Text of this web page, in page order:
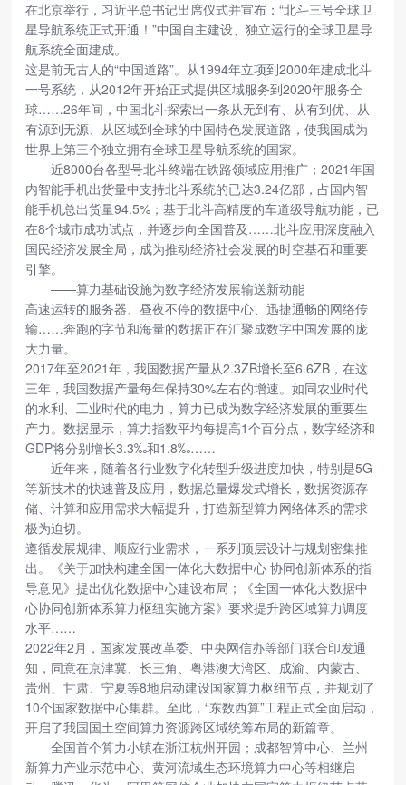
在北京举行，习近平总书记出席仪式并宣布：“北斗三号全球卫
星导航系统正式开通！”中国自主建设、独立运行的全球卫星导
航系统全面建成。
这是前无古人的“中国道路”。从1994年立项到2000年建成北斗
一号系统，从2012年开始正式提供区域服务到2020年服务全
球……26年间，中国北斗探索出一条从无到有、从有到优、从
有源到无源、从区域到全球的中国特色发展道路，使我国成为
世界上第三个独立拥有全球卫星导航系统的国家。
近8000台各型号北斗终端在铁路领域应用推广；2021年国
内智能手机出货量中支持北斗系统的已达3.24亿部，占国内智
能手机总出货量94.5%；基于北斗高精度的车道级导航功能，已
在8个城市成功试点，并逐步向全国普及……北斗应用深度融入
国民经济发展全局，成为推动经济社会发展的时空基石和重要
引擎。
——算力基础设施为数字经济发展输送新动能
高速运转的服务器、昼夜不停的数据中心、迅捷通畅的网络传
输……奔跑的字节和海量的数据正在汇聚成数字中国发展的庞
大力量。
2017年至2021年，我国数据产量从2.3ZB增长至6.6ZB，在这
三年，我国数据产量每年保持30%左右的增速。如同农业时代
的水利、工业时代的电力，算力已成为数字经济发展的重要生
产力。数据显示，算力指数平均每提高1个百分点，数字经济和
GDP将分别增长3.3‰和1.8‰……
近年来，随着各行业数字化转型升级进度加快，特别是5G
等新技术的快速普及应用，数据总量爆发式增长，数据资源存
储、计算和应用需求大幅提升，打造新型算力网络体系的需求
极为迫切。
遵循发展规律、顺应行业需求，一系列顶层设计与规划密集推
出。《关于加快构建全国一体化大数据中心 协同创新体系的指
导意见》提出优化数据中心建设布局；《全国一体化大数据中
心协同创新体系算力枢纽实施方案》要求提升跨区域算力调度
水平……
2022年2月，国家发展改革委、中央网信办等部门联合印发通
知，同意在京津冀、长三角、粤港澳大湾区、成渝、内蒙古、
贵州、甘肃、宁夏等8地启动建设国家算力枢纽节点，并规划了
10个国家数据中心集群。至此，“东数西算”工程正式全面启动，
开启了我国国土空间算力资源跨区域统筹布局的新篇章。
全国首个算力小镇在浙江杭州开园；成都智算中心、兰州
新算力产业示范中心、黄河流域生态环境算力中心等相继启